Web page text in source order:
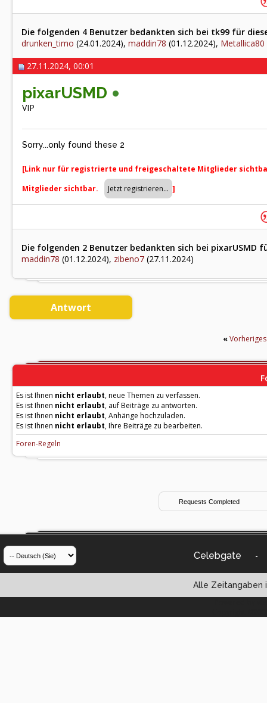
Die folgenden 4 Benutzer bedankten sich bei tk99 für
drunken_timo (24.01.2024), maddin78 (01.12.2024), Metallica80
27.11.2024, 00:01
pixarUSMD
VIP
Sorry...only found these 2
[Link nur für registrierte und freigeschaltete Mitglieder
Mitglieder sichtbar.
]
Die folgenden 2 Benutzer bedankten sich bei pixarUSMD
maddin78 (01.12.2024), zibeno7 (27.11.2024)
Antwort
«
Es ist Ihnen nicht erlaubt, neue Themen zu verfassen.
Es ist Ihnen nicht erlaubt, auf Beiträge zu antworten.
Es ist Ihnen nicht erlaubt, Anhänge hochzuladen.
Es ist Ihnen nicht erlaubt, Ihre Beiträge zu bearbeiten.
Foren-Regeln
Celebgate -
Alle Zeitangaben